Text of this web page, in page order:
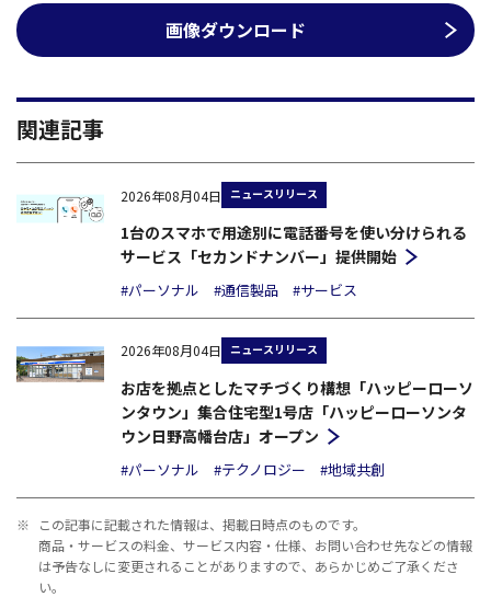
画像ダウンロード
関連記事
2026年08月04日 ニュースリリース
1台のスマホで用途別に電話番号を使い分けられる
サービス「セカンドナンバー」提供開始
#パーソナル #通信製品 #サービス
2026年08月04日 ニュースリリース
お店を拠点としたマチづくり構想「ハッピーローソ
ンタウン」集合住宅型1号店「ハッピーローソンタ
ウン日野高幡台店」オープン
#パーソナル #テクノロジー #地域共創
※
この記事に記載された情報は、掲載日時点のものです。
商品・サービスの料金、サービス内容・仕様、お問い合わせ先などの情報
は予告なしに変更されることがありますので、あらかじめご了承くださ
い。